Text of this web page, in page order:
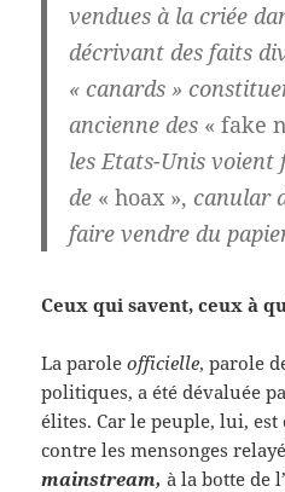
vendues à la criée
décrivant des faits
« canards »
ancienne des « fake
les Etats-Unis voient
de « hoax », canular
faire vendre du
Ceux qui savent, ceux à
La paroleofficielle, parole
politiques, a été dévaluée
élites. Car le peuple, lui,
contre les mensonges
mainstream, à la botte de